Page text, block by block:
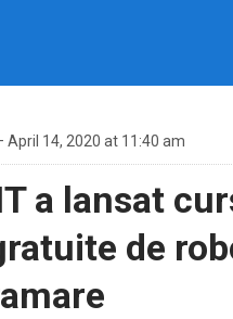
April 14, 2020 at 11:40 am
a lansat
de